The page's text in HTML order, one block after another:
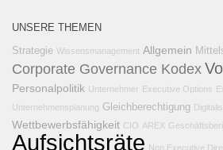
UNSERE THEMEN
Strategie Wissensmanagement Allgemein
Corporate Governance Kodex
Personalpolitik Unternehmer Executive Options
Unternehmensplanung Gleichberechtigung
Wettbewerbsfähigkeit CIO AREX
Aufsichtsräte Non Executive